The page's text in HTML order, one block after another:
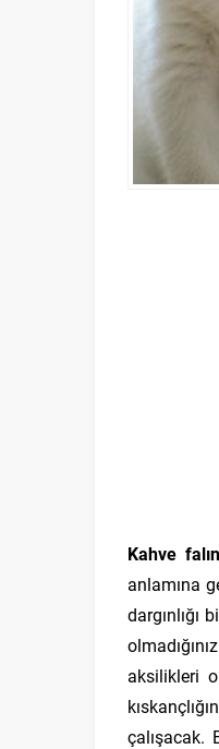
Kahve
anlamına
dargınlığı
aksilikleri
çalışacak.